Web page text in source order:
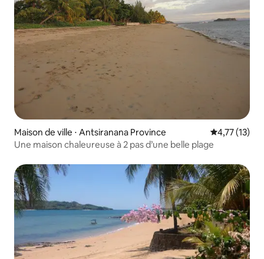
Maison de ville ⋅ Antsiranana Province Évaluation
4,77 (13)
Une maison chaleureuse à 2 pas d’une belle plage